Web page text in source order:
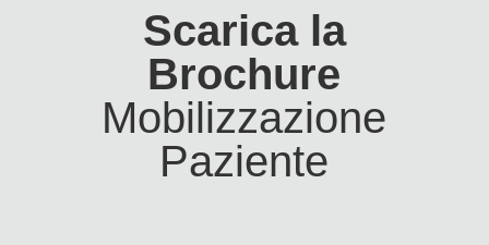
Scarica la
Brochure
Mobilizzazione
Paziente